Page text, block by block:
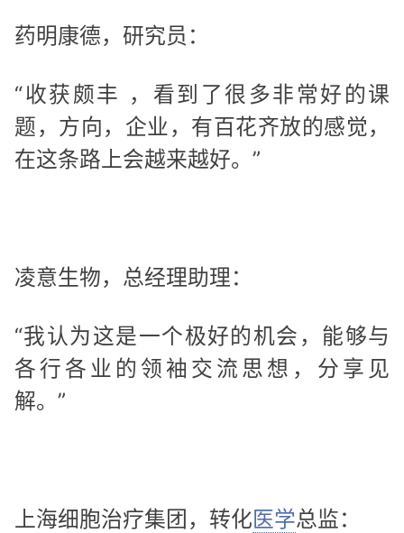
药明康德，研究员：
“收获颇丰 ，看到了很多非常好的课
题，方向，企业，有百花齐放的感觉，
在这条路上会越来越好。”
凌意生物，总经理助理：
“我认为这是一个极好的机会，能够与
各行各业的领袖交流思想，分享见
解。”
上海细胞治疗集团，转化医学总监：